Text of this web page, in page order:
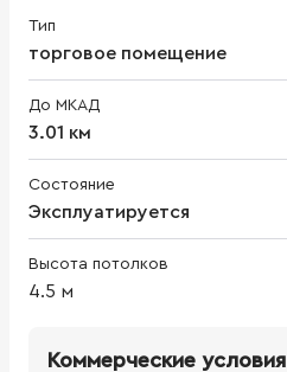
Тип
торговое помещение
До МКАД
3.01 км
Состояние
Эксплуатируется
Высота потолков
4.5 м
Коммерческие условия